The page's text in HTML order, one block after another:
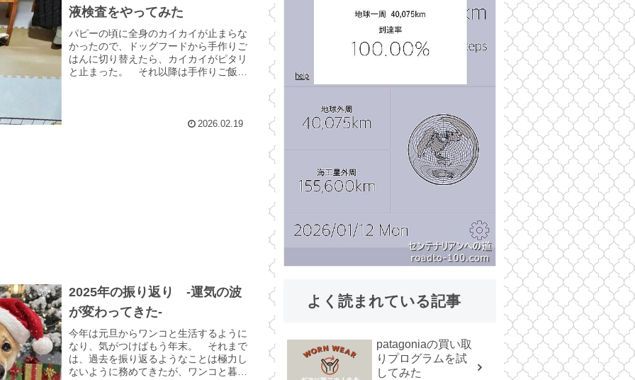
液検査をやってみた
パピーの頃に全身のカイカイが止まらな
かったので、ドッグフードから手作りご
はんに切り替えたら、カイカイがピタリ
と止まった。 それ以降は手作りご飯を
2026.02.19
2025年の振り返り -運気の波
が変わってきた-
今年は元旦からワンコと生活するように
なり、気がつけばもう年末。 それまで
は、過去を振り返るようなことは極力し
ないように務めてきたが、ワンコと暮ら
よく読まれている記事
patagoniaの買い取
りプログラムを試
してみた